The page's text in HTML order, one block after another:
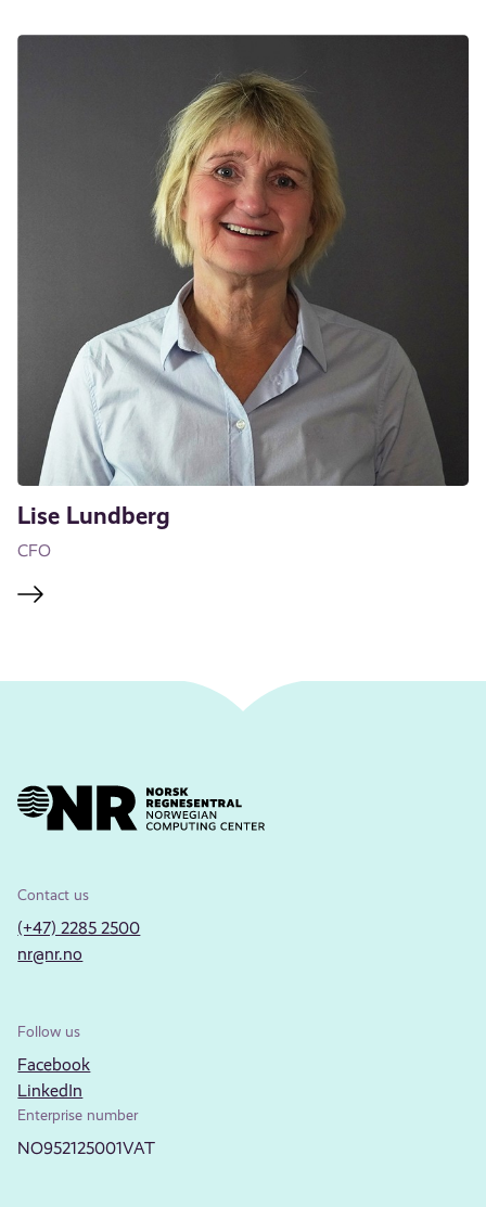
Lise Lundberg
CFO
Contact us
(+47) 2285 2500
nr@nr.no
Follow us
Facebook
LinkedIn
Enterprise number
NO952125001VAT